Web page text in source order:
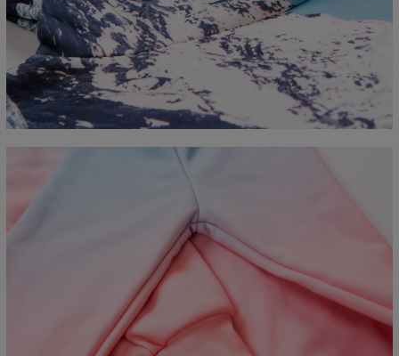
Measured flat
CM
XS S M L XL 2XL 3XL
4XL
A - Length
67 68 69 70 71 73 75
78
B - Chest width
50 56 58 60 63
66
C - Sleeve length
63 64 66 67 68 69